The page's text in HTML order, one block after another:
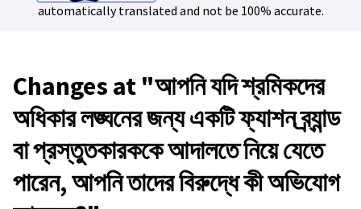
automatically translated and not be 100% accurate.
Changes at "আপনি যদি শ্রমিকদের
অধিকার লঙ্ঘনের জন্য একটি ফ্যাশন ব্র্যান্ড
বা প্রস্তুতকারককে আদালতে নিয়ে যেতে
পারেন, আপনি তাদের বিরুদ্ধে কী অভিযোগ